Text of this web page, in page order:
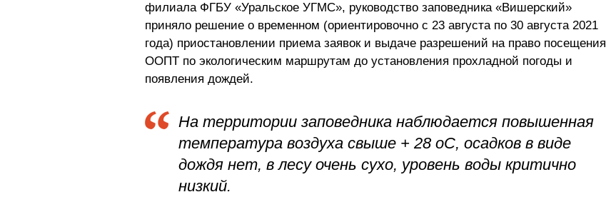
филиала ФГБУ «Уральское УГМС», руководство заповедника «Вишерский»
приняло решение о временном (ориентировочно с 23 августа по 30 августа 2021
года) приостановлении приема заявок и выдаче разрешений на право посещения
ООПТ по экологическим маршрутам до установления прохладной погоды и
появления дождей.
На территории заповедника наблюдается повышенная
температура воздуха свыше + 28 оС, осадков в виде
дождя нет, в лесу очень сухо, уровень воды критично
низкий.